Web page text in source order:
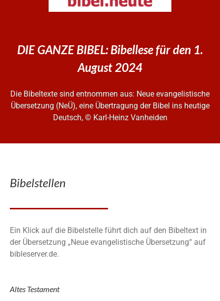
DIE GANZE BIBEL: Bibellese für den 1.
August 2024
Die Bibeltexte sind entnommen aus: Neue evangelistische
Übersetzung (NeÜ), eine Übertragung der Bibel ins heutige
Deutsch, © Karl-Heinz Vanheiden
Bibelstellen
Ein Klick auf die Bibelstelle führt dich auf den Bibeltext in
der Übersetzung „Neue evangelistische Übersetzung“ auf
bibleserver.de.
Altes Testament